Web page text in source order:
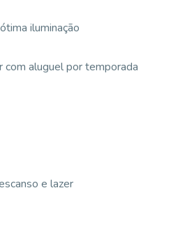
iluminação
com aluguel por temporada
e lazer